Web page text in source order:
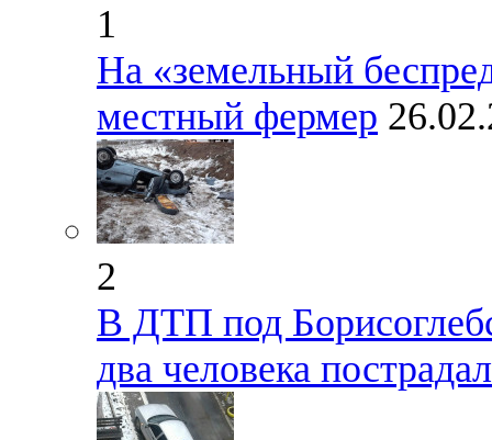
1
На «земельный
местный фермер
2
В ДТП под
два человека